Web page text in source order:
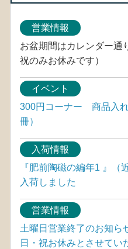
営業情報
お盆期間はカレンダー通
祝のみお休みです）
イベント
300円コーナー 商品入
冊）
入荷情報
『肥前陶磁の編年1 』（
入荷しました
営業情報
土曜日営業終了のお知ら
日・祝お休みとさせてい